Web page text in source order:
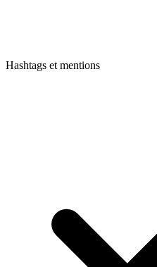
Hashtags et mentions